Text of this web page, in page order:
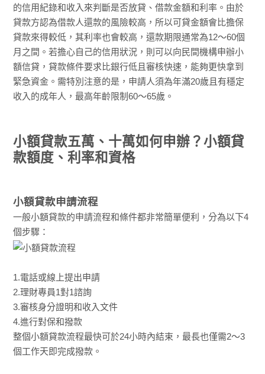
的信用紀錄和收入來判斷是否放貸、借款金額和利率。由於
貸款方認為借款人還款的風險較高，所以可貸金額會比擔保
貸款來得較低，其利率也會較高，還款期限通常為12～60個
月之間。若擔心自己的信用狀況，則可以向民間機構申辦小
額信貸，貸款條件要求比銀行低且審核快速，能夠更快拿到
緊急資金。需特別注意的是，申請人須為年滿20歲且有穩定
收入的成年人，最高年齡限制60～65歲。
小額貸款五萬、十萬如何申辦？小額貸
款額度、利率和資格
小額貸款申請流程
一般小額貸款的申請流程和條件都非常簡單便利，分為以下4
個步驟：
1.電話或線上提出申請
2.理財專員1對1諮詢
3.審核身分證明和收入文件
4.進行對保和撥款
整個小額貸款流程最快可於24小時內結束，最長也僅需2～3
個工作天即完成撥款。